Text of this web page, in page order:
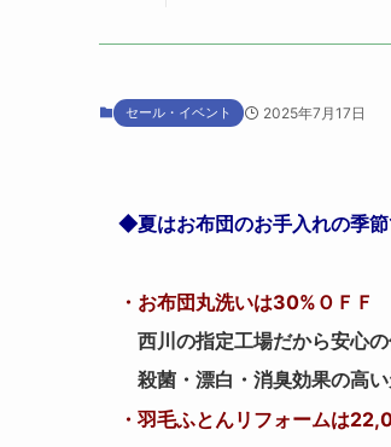
セール・イベント 2025年7月17日
◆夏はお布団のお手入れの季節
・お布団丸洗いは30%ＯＦＦ
西川の指定工場だから安心の
殺菌・漂白・消臭効果の高い
・羽毛ふとんリフォームは